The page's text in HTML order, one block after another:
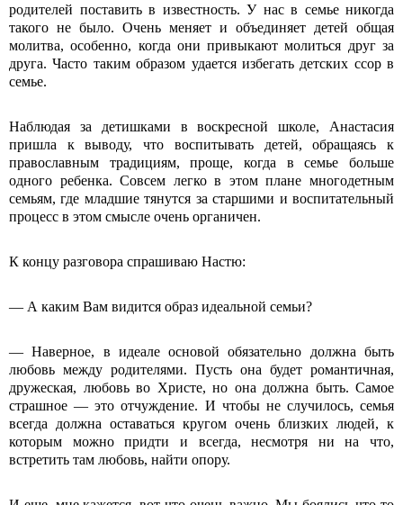
родителей поставить в известность. У нас в семье никогда
такого не было. Очень меняет и объединяет детей общая
молитва, особенно, когда они привыкают молиться друг за
друга. Часто таким образом удается избегать детских ссор в
семье.
Наблюдая за детишками в воскресной школе, Анастасия
пришла к выводу, что воспитывать детей, обращаясь к
православным традициям, проще, когда в семье больше
одного ребенка. Совсем легко в этом плане многодетным
семьям, где младшие тянутся за старшими и воспитательный
процесс в этом смысле очень органичен.
К концу разговора спрашиваю Настю:
― А каким Вам видится образ идеальной семьи?
― Наверное, в идеале основой обязательно должна быть
любовь между родителями. Пусть она будет романтичная,
дружеская, любовь во Христе, но она должна быть. Самое
страшное ― это отчуждение. И чтобы не случилось, семья
всегда должна оставаться кругом очень близких людей, к
которым можно придти и всегда, несмотря ни на что,
встретить там любовь, найти опору.